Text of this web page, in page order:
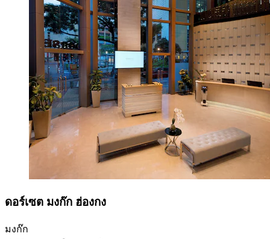
ดอร์เซต มงก๊ก ฮ่องกง
มงก๊ก